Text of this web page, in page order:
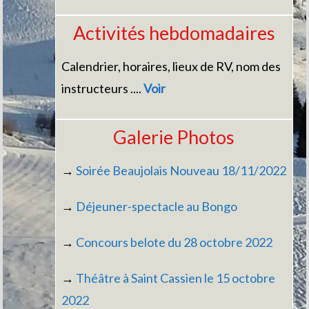
Activités hebdomadaires
Calendrier, horaires, lieux de RV, nom des
instructeurs ....Voir
Galerie Photos
→ Soirée Beaujolais Nouveau 18/11/2022
→ Déjeuner-spectacle au Bongo
→ Concours belote du 28 octobre 2022
→ Théâtre à Saint Cassien le 15 octobre
2022